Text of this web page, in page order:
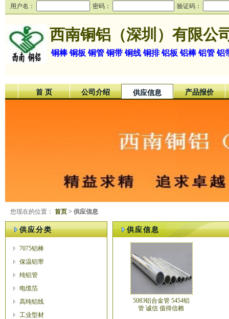
用户名： 密码： 验证码：
西南铜铝（深圳）有限公
铜棒 铜板 铜管 铜带 铜线 铜排 铝板 铝棒 铝管
首 页 公司介绍 供应信息 产品报价
您现在的位置： 首页 > 供应信息
供应分类
7075铝棒
保温铝带
纯铝管
电缆箔
高纯铝线
工业型材
供应信息
5083铝合金管 5454铝
管 诚信 值得信赖